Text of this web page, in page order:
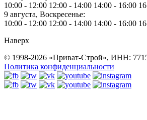
10:00 - 12:00 12:00 - 14:00 14:00 - 16:00
9 августа, Воскресенье:
10:00 - 12:00 12:00 - 14:00 14:00 - 16:00
Наверх
© 1998-2026 «Приват-Строй», ИНН:
Политика конфиденциальности